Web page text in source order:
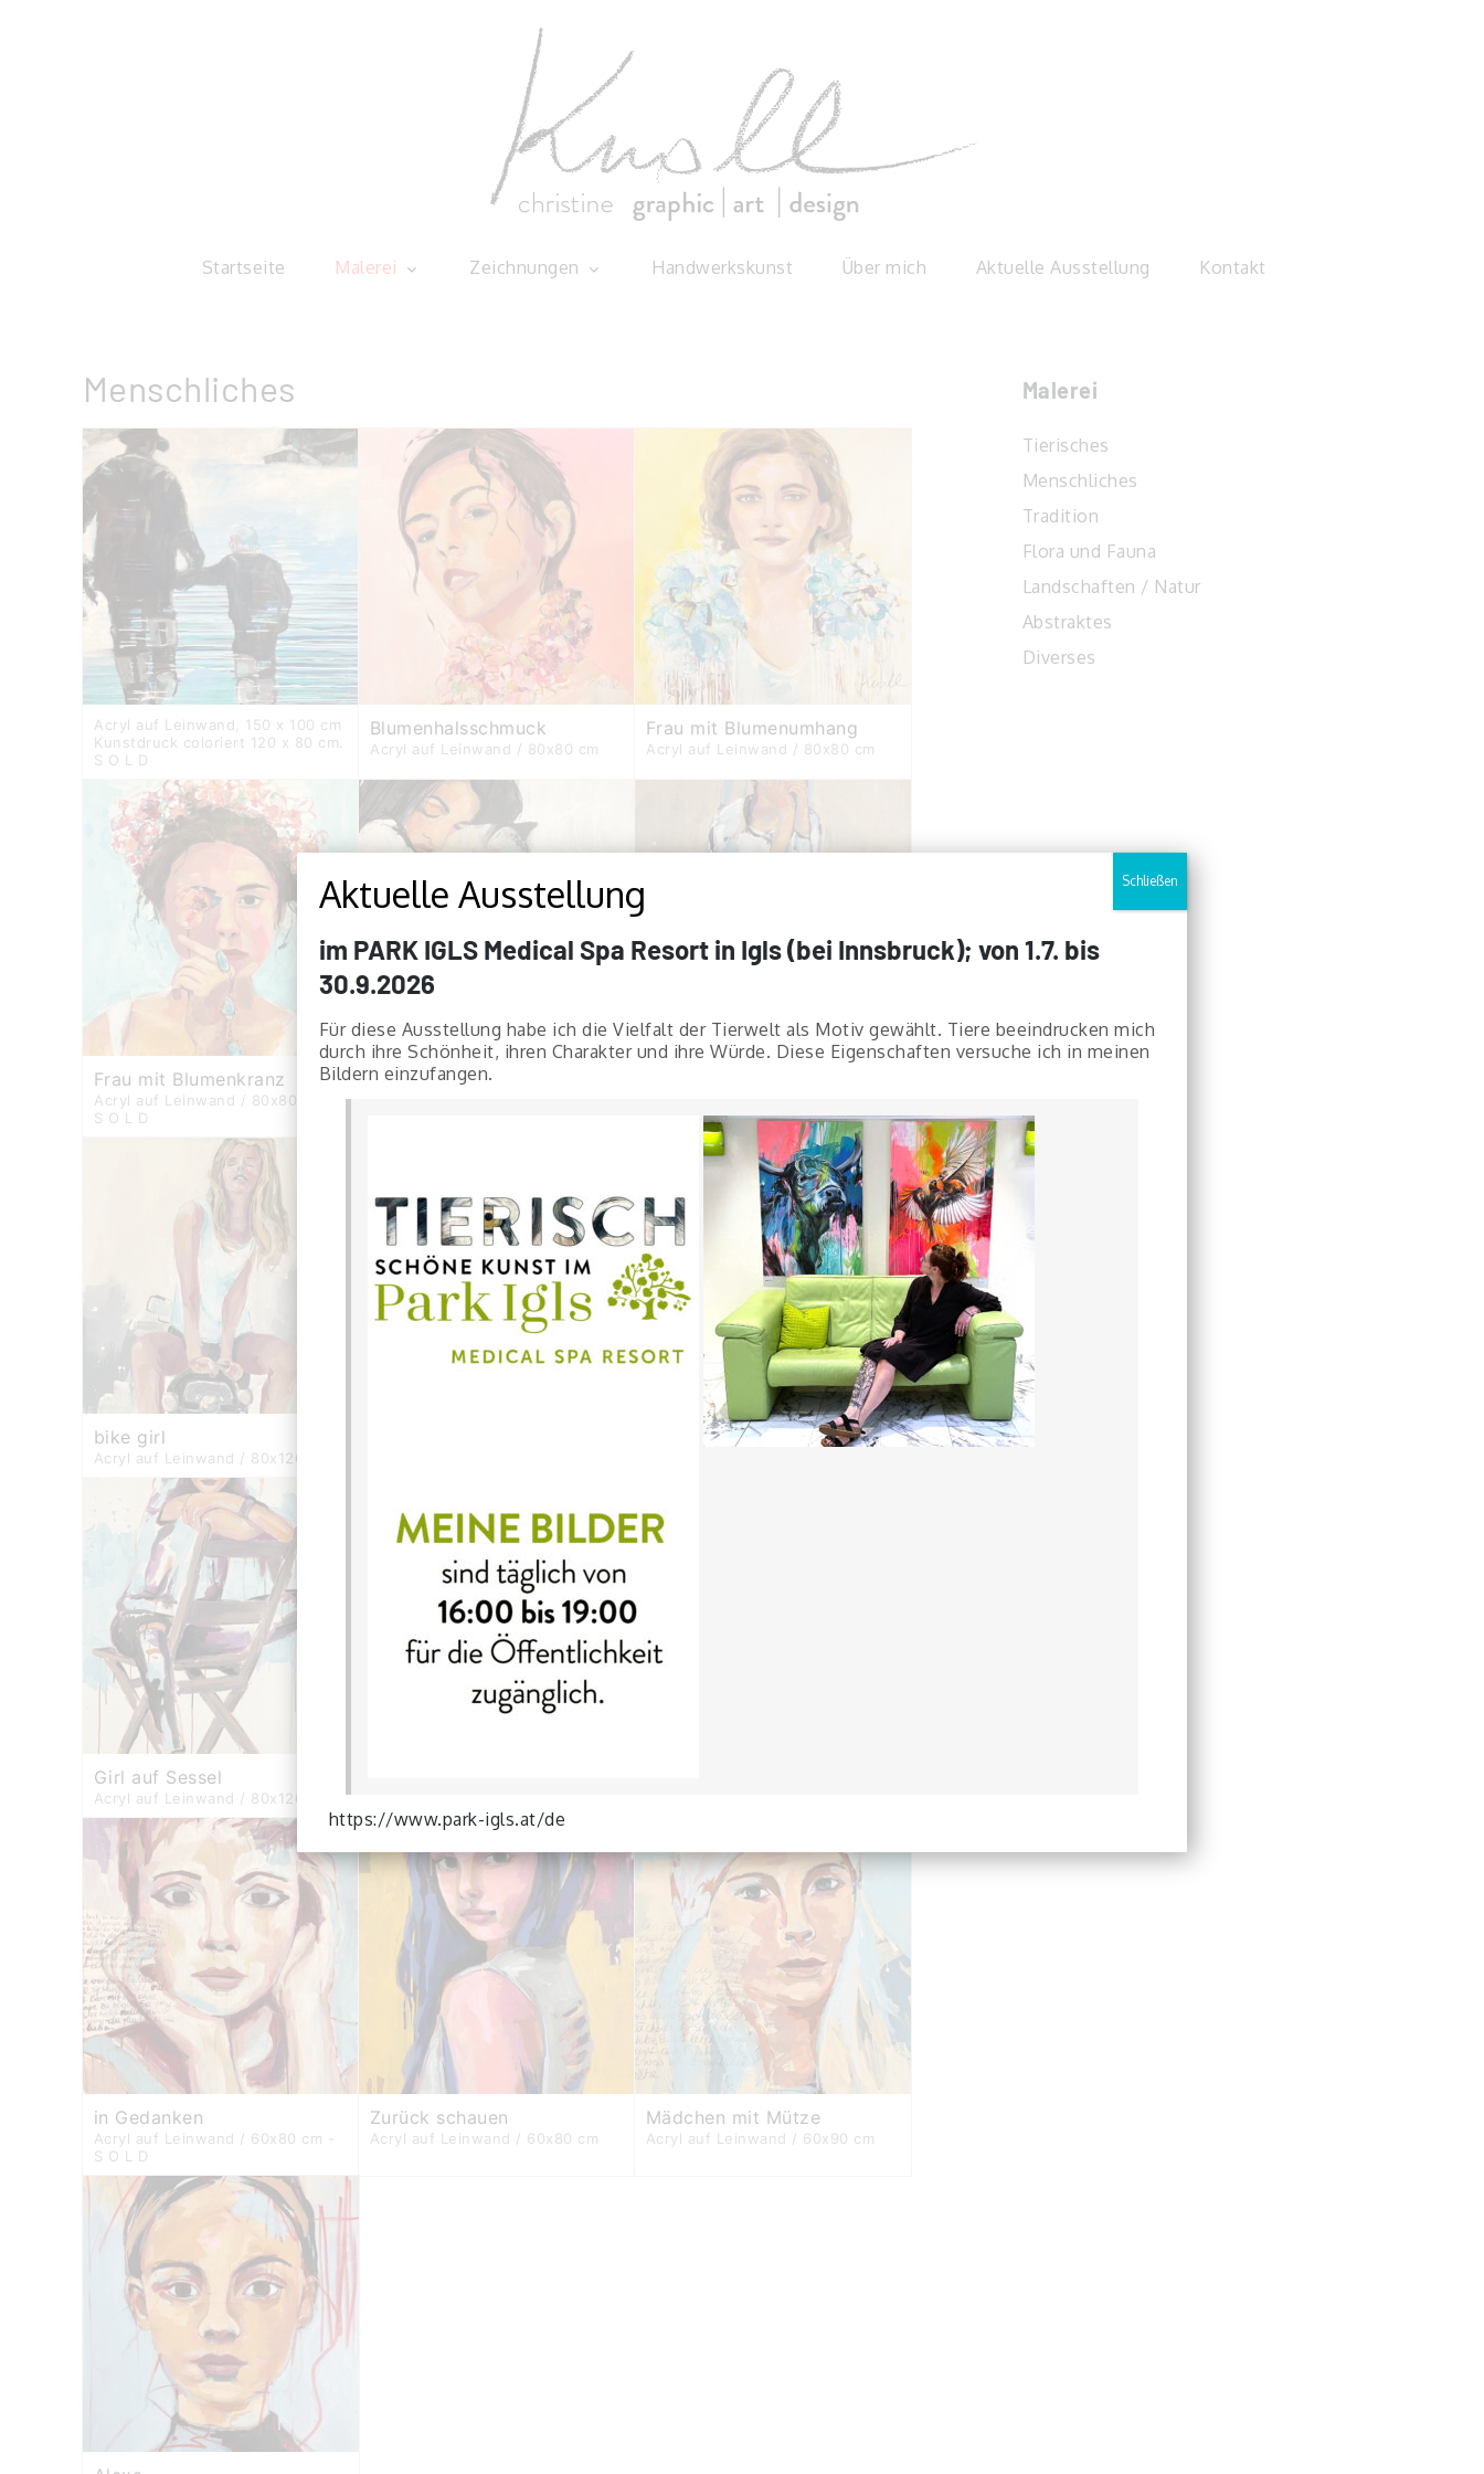
Christine Knoll
Startseite Malerei Zeichnungen Handwerkskunst Über mich Aktuelle Ausstellung Kontakt
Menschliches
Acryl auf Leinwand, 150 x 100 cm
Kunstdruck coloriert 120 x 80 cm.
S O L D
Blumenhalsschmuck
Acryl auf Leinwand / 80x80 cm
Frau mit Blumenumhang
Acryl auf Leinwand / 80x80 cm
Frau mit Blumenkranz
Acryl auf Leinwand / 80x80 cm -
S O L D
Frau mit Katze kuschelnd
bike girl
Acryl auf Leinwand / 80x120 cm
Hockendes Mädchen
Girl auf Sessel
Acryl auf Leinwand / 80x120 cm
in Gedanken
Acryl auf Leinwand / 60x80 cm -
S O L D
Zurück schauen
Acryl auf Leinwand / 60x80 cm
Mädchen mit Mütze
Acryl auf Leinwand / 60x90 cm
Malerei
Tierisches
Menschliches
Tradition
Flora und Fauna
Landschaften / Natur
Abstraktes
Diverses
Aktuelle Ausstellung
im PARK IGLS Medical Spa Resort in Igls (bei Innsbruck); von 1.7. bis
30.9.2026
Für diese Ausstellung habe ich die Vielfalt der Tierwelt als Motiv gewählt. Tiere beeindrucken mich
durch ihre Schönheit, ihren Charakter und ihre Würde. Diese Eigenschaften versuche ich in meinen
Bildern einzufangen.
https://www.park-igls.at/de
Schließen